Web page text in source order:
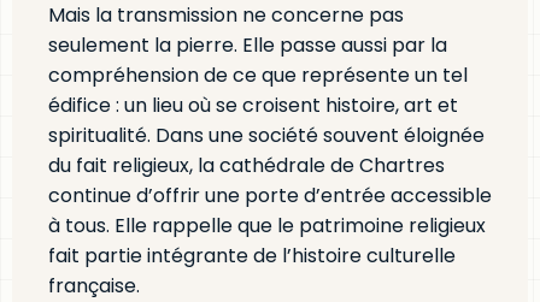
Mais la transmission ne concerne pas
seulement la pierre. Elle passe aussi par la
compréhension de ce que représente un tel
édifice : un lieu où se croisent histoire, art et
spiritualité. Dans une société souvent éloignée
du fait religieux, la cathédrale de Chartres
continue d’offrir une porte d’entrée accessible
à tous. Elle rappelle que le patrimoine religieux
fait partie intégrante de l’histoire culturelle
française.